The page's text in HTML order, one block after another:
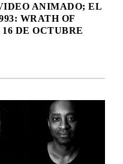
ANIMADO; EL
WRATH OF
DE OCTUBRE